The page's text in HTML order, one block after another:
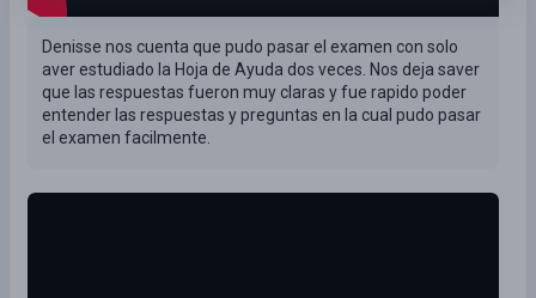
Denisse nos cuenta que pudo pasar el examen con solo
aver estudiado la Hoja de Ayuda dos veces. Nos deja saver
que las respuestas fueron muy claras y fue rapido poder
entender las respuestas y preguntas en la cual pudo pasar
el examen facilmente.